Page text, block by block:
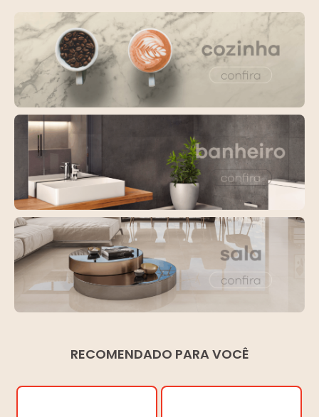
RECOMENDADO PARA VOCÊ